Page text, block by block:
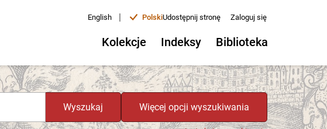
English | PolskiUdostępnij stronę Zaloguj się
Kolekcje Indeksy Biblioteka
Wyszukaj Więcej opcji wyszukiwania